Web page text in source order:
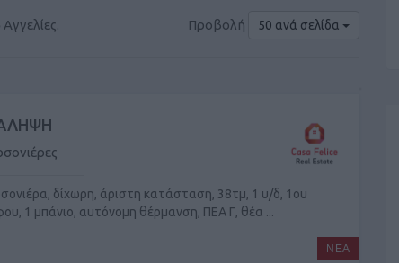
Αγγελίες. Προβολή 50 ανά σελίδα
δίχωρη, άριστη κατάσταση, 38τμ, 1 υ/δ, 1ου
1 μπάνιο, αυτόνομη θέρμανση, ΠΕΑ Γ, θέα ...
ΝΕΑ